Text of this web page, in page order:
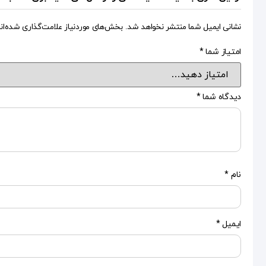
نشانی ایمیل شما منتشر نخواهد شد. بخش‌های موردنیاز علامت‌گذاری
امتیاز شما*
دیدگاه شما*
نام *
ایمیل*